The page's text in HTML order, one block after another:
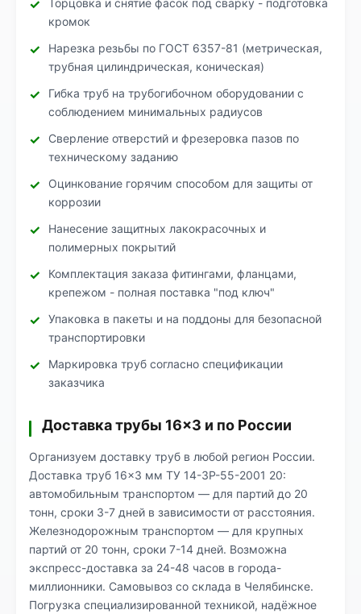
Торцовка и снятие фасок под сварку - подготовка
кромок
Нарезка резьбы по ГОСТ 6357-81 (метрическая,
трубная цилиндрическая, коническая)
Гибка труб на трубогибочном оборудовании с
соблюдением минимальных радиусов
Сверление отверстий и фрезеровка пазов по
техническому заданию
Оцинкование горячим способом для защиты от
коррозии
Нанесение защитных лакокрасочных и
полимерных покрытий
Комплектация заказа фитингами, фланцами,
крепежом - полная поставка "под ключ"
Упаковка в пакеты и на поддоны для безопасной
транспортировки
Маркировка труб согласно спецификации
заказчика
Доставка трубы 16×3 и по России
Организуем доставку труб в любой регион России.
Доставка труб 16×3 мм ТУ 14-3Р-55-2001 20:
автомобильным транспортом — для партий до 20
тонн, сроки 3-7 дней в зависимости от расстояния.
Железнодорожным транспортом — для крупных
партий от 20 тонн, сроки 7-14 дней. Возможна
экспресс-доставка за 24-48 часов в города-
миллионники. Самовывоз со склада в Челябинске.
Погрузка специализированной техникой, надёжное